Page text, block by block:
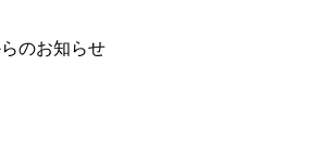
のお知らせ